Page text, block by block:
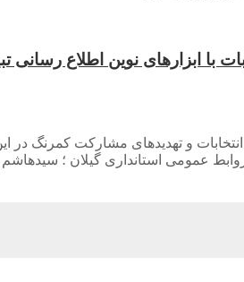
با ابزارهای نوین اطلاع رسانی
و تهدیدهای مشارکت کمرنگ در
عمومی استانداری گیلان ؛ سیدهاشم